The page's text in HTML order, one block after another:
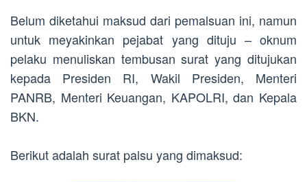
Belum diketahui maksud dari pemalsuan ini, namun
untuk meyakinkan pejabat yang dituju – oknum
pelaku menuliskan tembusan surat yang ditujukan
kepada Presiden RI, Wakil Presiden, Menteri
PANRB, Menteri Keuangan, KAPOLRI, dan Kepala
BKN.
Berikut adalah surat palsu yang dimaksud: